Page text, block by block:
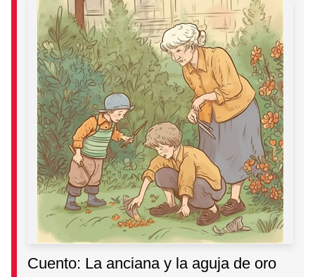
Cuento: La anciana y la aguja de oro